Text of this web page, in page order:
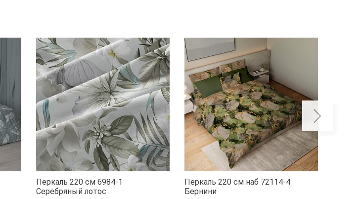
Перкаль 220 см 6984-1
Серебряный лотос
Перкаль 220 см наб 72114-4
Бернини